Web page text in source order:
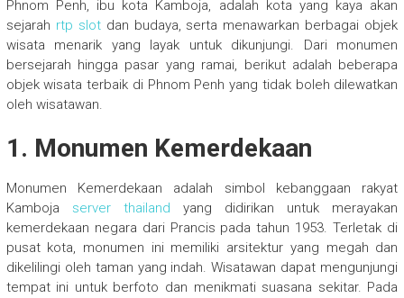
Phnom Penh, ibu kota Kamboja, adalah kota yang kaya akan
sejarah rtp slotdan budaya, serta menawarkan berbagai objek
wisata menarik yang layak untuk dikunjungi. Dari monumen
bersejarah hingga pasar yang ramai, berikut adalah beberapa
objek wisata terbaik di Phnom Penh yang tidak boleh dilewatkan
oleh wisatawan.
1. Monumen Kemerdekaan
Monumen Kemerdekaan adalah simbol kebanggaan rakyat
Kamboja server thailand yang didirikan untuk merayakan
kemerdekaan negara dari Prancis pada tahun 1953. Terletak di
pusat kota, monumen ini memiliki arsitektur yang megah dan
dikelilingi oleh taman yang indah. Wisatawan dapat mengunjungi
tempat ini untuk berfoto dan menikmati suasana sekitar. Pada